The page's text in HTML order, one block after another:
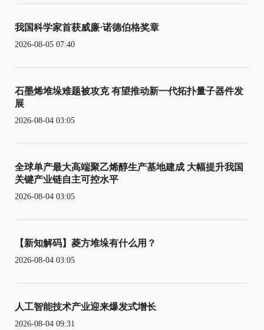
我国科学家首获威廉·诺德伯格奖章
2026-08-05 07:40
石墨烯堆垛难题被攻克 有望推动新一代拓扑量子器件发
展
2026-08-04 03:05
全球单产最大高端聚乙烯醇生产基地建成 大幅提升我国
关键产业链自主可控水平
2026-08-04 03:05
【新知解码】菱方堆垛有什么用？
2026-08-04 03:05
人工智能技术产业迎来爆发式增长
2026-08-04 09:31